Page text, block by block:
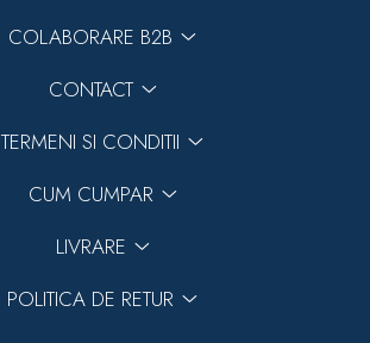
COLABORARE B2B
CONTACT
TERMENI SI CONDITII
CUM CUMPAR
LIVRARE
POLITICA DE RETUR